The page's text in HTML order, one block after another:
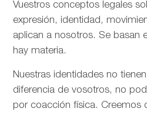
Vuestros conceptos legales
expresión, identidad,
aplican a nosotros. Se basan
hay materia.
Nuestras identidades no
diferencia de vosotros, no
por coacción física. Creemos